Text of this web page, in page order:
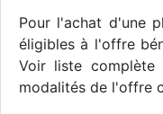
Pour l'achat d'une
éligibles à l'offre
Voir liste complète
modalités de l'offre